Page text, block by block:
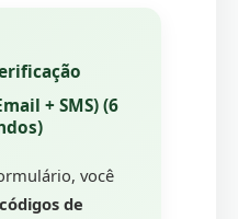
+ SMS) (6
você
de